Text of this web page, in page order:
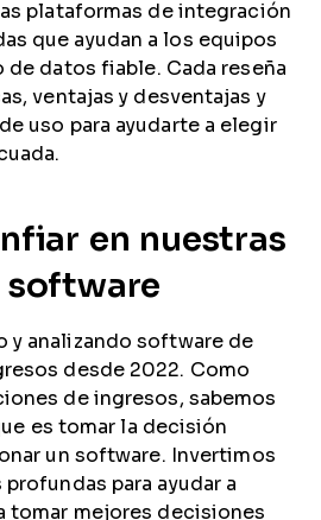
plataformas de integración
que ayudan a los equipos
de datos fiable. Cada reseña
ventajas y desventajas y
uso para ayudarte a elegir
en nuestras
software
y analizando software de
desde 2022. Como
de ingresos, sabemos
es tomar la decisión
un software. Invertimos
para ayudar a
tomar mejores decisiones